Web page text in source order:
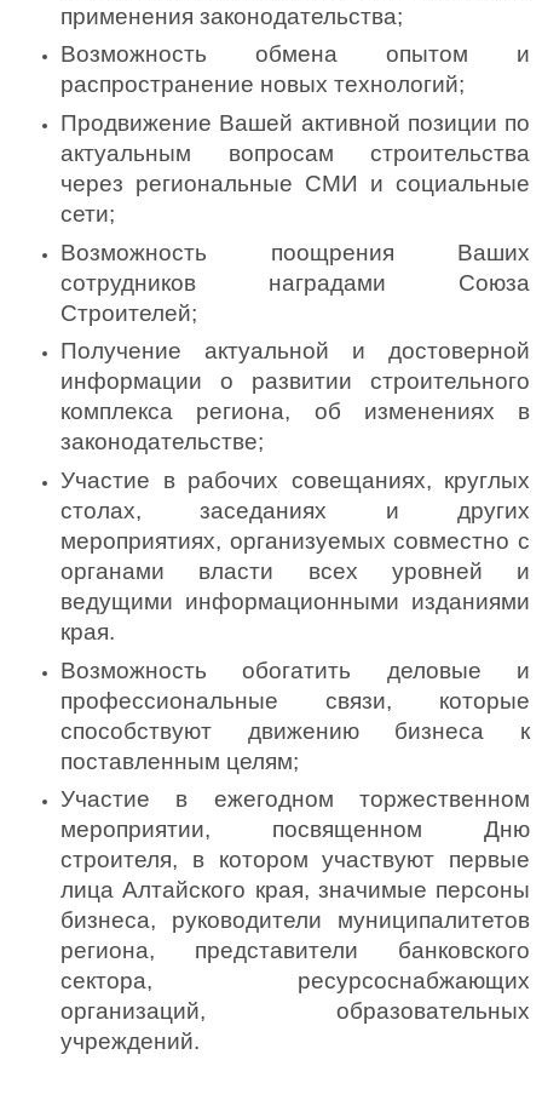
применения законодательства;
Возможность обмена опытом и
распространение новых технологий;
Продвижение Вашей активной позиции по
актуальным вопросам строительства
через региональные СМИ и социальные
сети;
Возможность поощрения Ваших
сотрудников наградами Союза
Строителей;
Получение актуальной и достоверной
информации о развитии строительного
комплекса региона, об изменениях в
законодательстве;
Участие в рабочих совещаниях, круглых
столах, заседаниях и других
мероприятиях, организуемых совместно с
органами власти всех уровней и
ведущими информационными изданиями
края.
Возможность обогатить деловые и
профессиональные связи, которые
способствуют движению бизнеса к
поставленным целям;
Участие в ежегодном торжественном
мероприятии, посвященном Дню
строителя, в котором участвуют первые
лица Алтайского края, значимые персоны
бизнеса, руководители муниципалитетов
региона, представители банковского
сектора, ресурсоснабжающих
организаций, образовательных
учреждений.